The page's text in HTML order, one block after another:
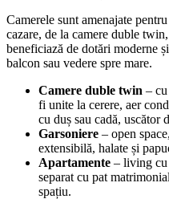
Camerele sunt amenajate
cazare, de la camere duble
beneficiază de dotări moderne
balcon sau vedere spre mare.
Camere duble twin –
fi unite la cerere, aer
cu duș sau cadă, uscător
Garsoniere – open
extensibilă, halate și
Apartamente – living cu
separat cu pat
spațiu.